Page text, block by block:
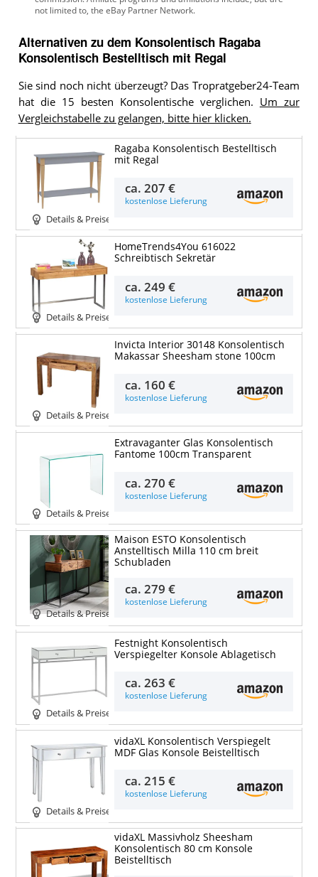
Alternativen zu dem Konsolentisch Ragaba
Konsolentisch Bestelltisch mit Regal
Sie sind noch nicht überzeugt? Das Tropratgeber24-Team
hat die 15 besten Konsolentische verglichen. Um zur
Vergleichstabelle zu gelangen, bitte hier klicken.
Details & Preise
Ragaba Konsolentisch Bestelltisch
mit Regal
ca.207 €
kostenlose Lieferung
Details & Preise
HomeTrends4You 616022
Schreibtisch Sekretär
ca.249 €
kostenlose Lieferung
Details & Preise
Invicta Interior 30148 Konsolentisch
Makassar Sheesham stone 100cm
ca. 160 €
kostenlose Lieferung
Details & Preise
Extravaganter Glas Konsolentisch
Fantome 100cm Transparent
ca.270 €
kostenlose Lieferung
Details & Preise
Maison ESTO Konsolentisch
Anstelltisch Milla 110 cm breit
Schubladen
ca.279 €
kostenlose Lieferung
Details & Preise
Festnight Konsolentisch
Verspiegelter Konsole Ablagetisch
ca.263 €
kostenlose Lieferung
Details & Preise
vidaXL Konsolentisch Verspiegelt
MDF Glas Konsole Beistelltisch
ca.215 €
kostenlose Lieferung
vidaXL Massivholz Sheesham
Konsolentisch 80 cm Konsole
Beistelltisch